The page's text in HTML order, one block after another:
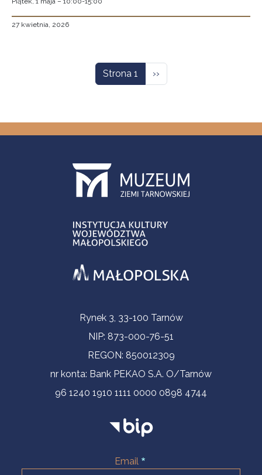
27 kwietnia, 2026
Strona 1 Następna strona
››
Informacje kontaktoweRynek 3, 33-100 Tarnów
NIP: 873-000-76-51
REGON: 850012309
nr konta: Bank PEKAO S.A. O/Tarnów
96 1240 1910 1111 0000 0898 4744
Email